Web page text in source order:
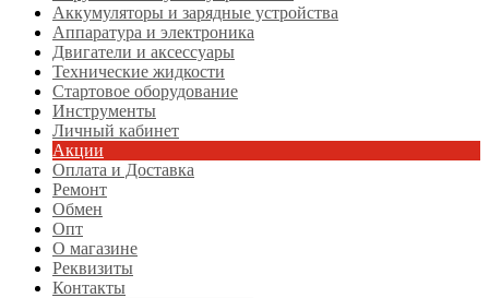
Аккумуляторы и зарядные устройства
Аппаратура и электроника
Двигатели и аксессуары
Технические жидкости
Стартовое оборудование
Инструменты
Личный кабинет
Акции
Оплата и Доставка
Ремонт
Обмен
Опт
О магазине
Реквизиты
Контакты